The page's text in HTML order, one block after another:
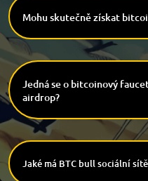
Mohu skutečně získat
Jedná se o bitcoinový
airdrop?
Jaké má BTC bull sociální